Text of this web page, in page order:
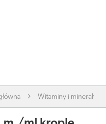
Witaminy i minerały